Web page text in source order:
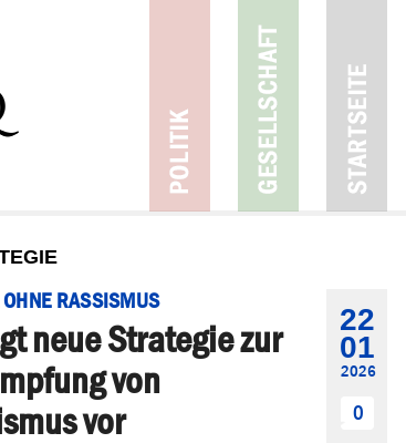
OHNE RASSISMUS
neue Strategie zur
von
vor
22
01
2026
0